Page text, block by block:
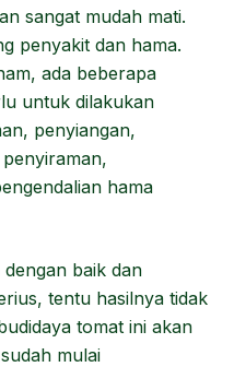
sangat mudah mati.
penyakit dan hama.
ada beberapa
untuk dilakukan
penyiangan,
hama
baik dan
tentu hasilnya tidak
tomat ini akan
mulai